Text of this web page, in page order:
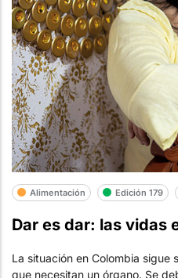
Alimentación Edición 179
Dar es dar: las vidas
La situación en Colombia sigue
que necesitan un órgano. Se